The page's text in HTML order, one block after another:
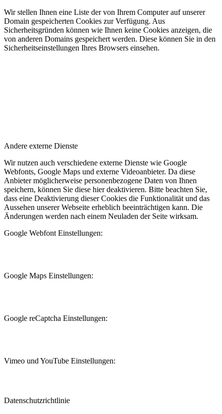
Wir stellen Ihnen eine Liste der von Ihrem Computer auf unserer
Domain gespeicherten Cookies zur Verfügung. Aus
Sicherheitsgründen können wie Ihnen keine Cookies anzeigen, die
von anderen Domains gespeichert werden. Diese können Sie in den
Sicherheitseinstellungen Ihres Browsers einsehen.
Andere externe Dienste
Wir nutzen auch verschiedene externe Dienste wie Google
Webfonts, Google Maps und externe Videoanbieter. Da diese
Anbieter möglicherweise personenbezogene Daten von Ihnen
speichern, können Sie diese hier deaktivieren. Bitte beachten Sie,
dass eine Deaktivierung dieser Cookies die Funktionalität und das
Aussehen unserer Webseite erheblich beeinträchtigen kann. Die
Änderungen werden nach einem Neuladen der Seite wirksam.
Google Webfont Einstellungen:
Google Maps Einstellungen:
Google reCaptcha Einstellungen:
Vimeo und YouTube Einstellungen:
Datenschutzrichtlinie